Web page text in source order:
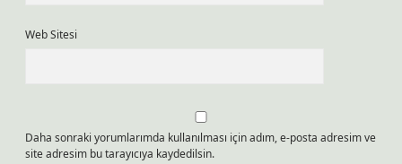
Web Sitesi
Daha sonraki yorumlarımda kullanılması için adım, e-posta adresim ve
site adresim bu tarayıcıya kaydedilsin.